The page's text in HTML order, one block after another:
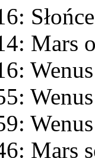
Mars
Mars